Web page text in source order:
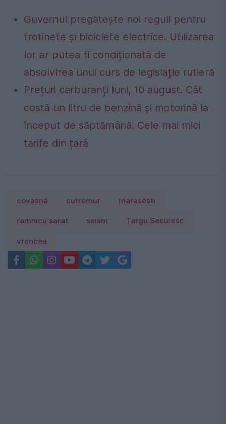
Guvernul pregătește noi reguli pentru
trotinete și biciclete electrice. Utilizarea
lor ar putea fi condiționată de
absolvirea unui curs de legislație rutieră
Prețuri carburanți luni, 10 august. Cât
costă un litru de benzină și motorină la
început de săptămână. Cele mai mici
tarife din țară
covasna cutremur marasesti
ramnicu sarat seism Targu Secuiesc
vrancea